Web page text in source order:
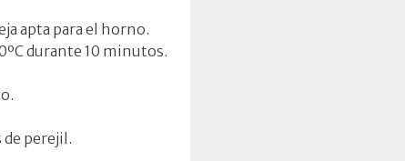
apta para el horno.
durante 10 minutos.
de perejil.